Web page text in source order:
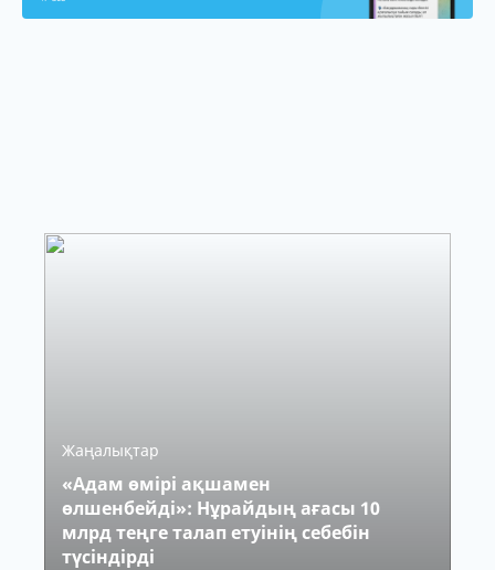
Жаңалықтар
«Адам өмірі ақшамен
өлшенбейді»: Нұрайдың ағасы 10
млрд теңге талап етуінің себебін
түсіндірді